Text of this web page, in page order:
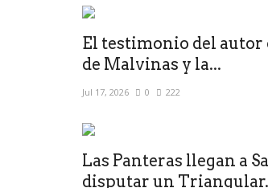
El testimonio del autor
de Malvinas y la...
Jul 17, 2026 0 222
Las Panteras llegan a
disputar un